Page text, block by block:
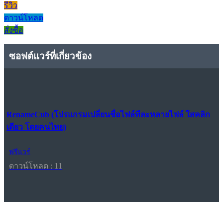
รีวิว
ดาวน์โหลด
สั่งซื้อ
ซอฟต์แวร์ที่เกี่ยวข้อง
RenameCub (โปรแกรมเปลี่ยนชื่อไฟล์ทีละหลายไฟล์ ใสคลิก
เดียว โดยคนไทย)
ฟรีแวร์
ดาวน์โหลด : 11